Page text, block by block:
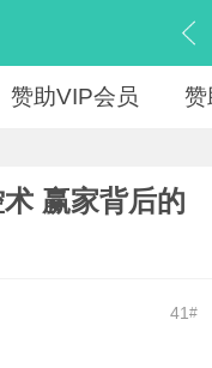
赞助VIP会员 赞
赢家背后的
41#